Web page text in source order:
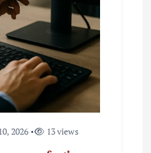
2026 13 views